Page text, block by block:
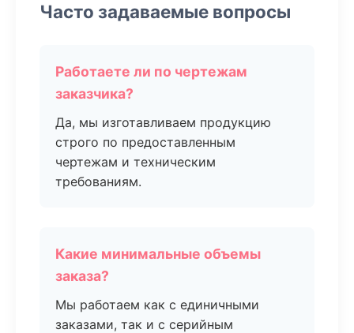
Часто задаваемые вопросы
Работаете ли по чертежам
заказчика?
Да, мы изготавливаем продукцию
строго по предоставленным
чертежам и техническим
требованиям.
Какие минимальные объемы
заказа?
Мы работаем как с единичными
заказами, так и с серийным